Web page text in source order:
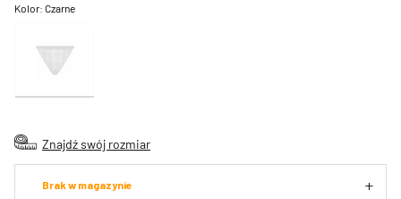
Kolor:Czarne
Znajdź swój rozmiar
Brak w magazynie